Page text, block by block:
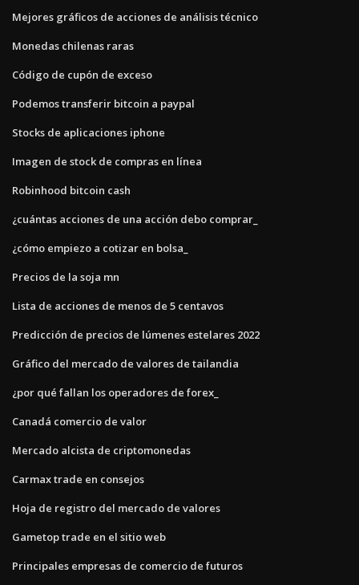
Mejores gráficos de acciones de análisis técnico
Monedas chilenas raras
Código de cupón de exceso
Podemos transferir bitcoin a paypal
Stocks de aplicaciones iphone
Imagen de stock de compras en línea
Robinhood bitcoin cash
¿cuántas acciones de una acción debo comprar_
¿cómo empiezo a cotizar en bolsa_
Precios de la soja mn
Lista de acciones de menos de 5 centavos
Predicción de precios de lúmenes estelares 2022
Gráfico del mercado de valores de tailandia
¿por qué fallan los operadores de forex_
Canadá comercio de valor
Mercado alcista de criptomonedas
Carmax trade en consejos
Hoja de registro del mercado de valores
Gametop trade en el sitio web
Principales empresas de comercio de futuros